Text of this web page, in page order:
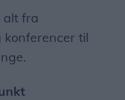
alt fra
til